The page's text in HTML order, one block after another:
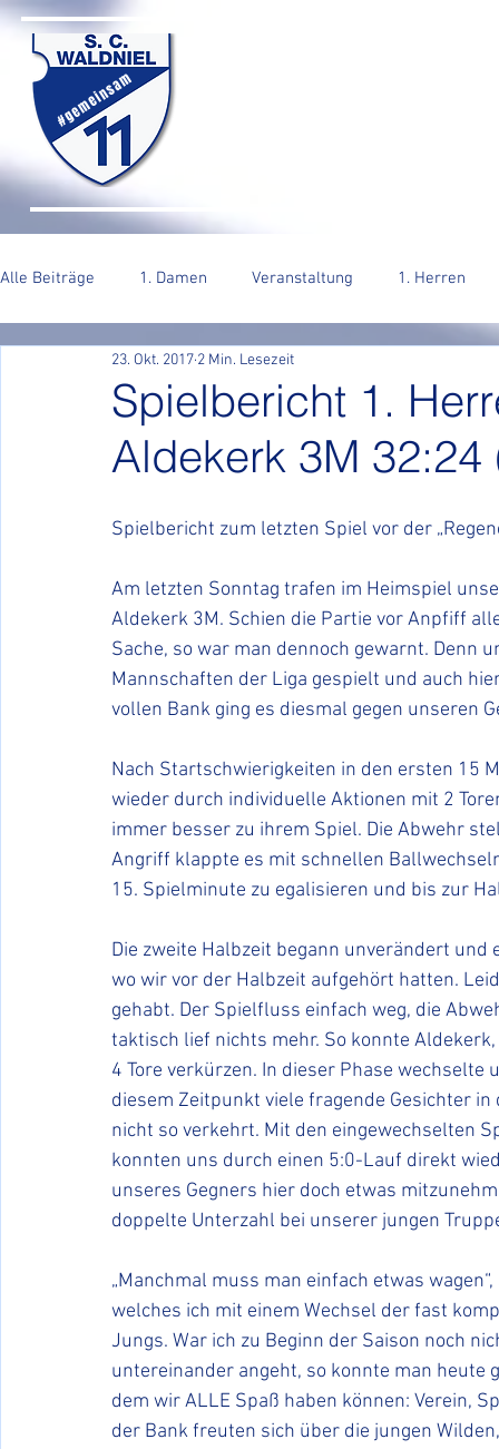
#gemeinsam
Alle Beiträge 1. Damen Veranstaltung 1. Herren
Spielbericht 1.
Aldekerk 3M 32:24
23. Okt. 2017 2 Min. Lesezeit
Spielbericht zum letzten Spiel vor der
Am letzten Sonntag trafen im Heimspiel
Aldekerk 3M. Schien die Partie vor Anpfiff
Sache, so war man dennoch gewarnt. Denn
Mannschaften der Liga gespielt und auch
vollen Bank ging es diesmal gegen unseren
Nach Startschwierigkeiten in den ersten 15
wieder durch individuelle Aktionen mit 2
immer besser zu ihrem Spiel. Die Abwehr
Angriff klappte es mit schnellen
15. Spielminute zu egalisieren und bis zur
Die zweite Halbzeit begann unverändert
wo wir vor der Halbzeit aufgehört hatten.
gehabt. Der Spielfluss einfach weg, die
taktisch lief nichts mehr. So konnte
4 Tore verkürzen. In dieser Phase
diesem Zeitpunkt viele fragende Gesichter
nicht so verkehrt. Mit den eingewechselten
konnten uns durch einen 5:0-Lauf direkt
unseres Gegners hier doch etwas
doppelte Unterzahl bei unserer jungen
„Manchmal muss man einfach etwas
welches ich mit einem Wechsel der fast
Jungs. War ich zu Beginn der Saison noch
untereinander angeht, so konnte man heute
dem wir ALLE Spaß haben können: Verein,
der Bank freuten sich über die jungen